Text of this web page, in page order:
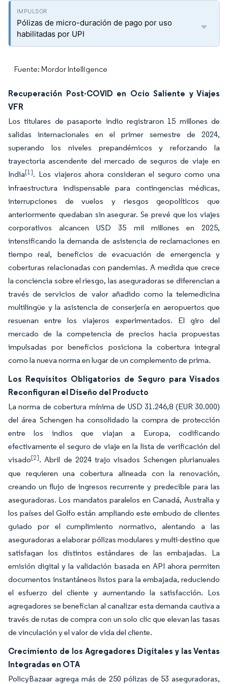
Pólizas de micro-duración de pago por uso
habilitadas por UPI
Fuente: Mordor Intelligence
Recuperación Post-COVID en Ocio Saliente y Viajes
VFR
Los titulares de pasaporte indio registraron 15 millones de
salidas internacionales en el primer semestre de 2024,
superando los niveles prepandémicos y reforzando la
trayectoria ascendente del mercado de seguros de viaje en
India[1]. Los viajeros ahora consideran el seguro como una
infraestructura indispensable para contingencias médicas,
interrupciones de vuelos y riesgos geopolíticos que
anteriormente quedaban sin asegurar. Se prevé que los viajes
corporativos alcancen USD 35 mil millones en 2025,
intensificando la demanda de asistencia de reclamaciones en
tiempo real, beneficios de evacuación de emergencia y
coberturas relacionadas con pandemias. A medida que crece
la conciencia sobre el riesgo, las aseguradoras se diferencian a
través de servicios de valor añadido como la telemedicina
multilingüe y la asistencia de conserjería en aeropuertos que
resuenan entre los viajeros experimentados. El giro del
mercado de la competencia de precios hacia propuestas
impulsadas por beneficios posiciona la cobertura integral
como la nueva norma en lugar de un complemento de prima.
Los Requisitos Obligatorios de Seguro para Visados
Reconfiguran el Diseño del Producto
La norma de cobertura mínima de USD 31.246,8 (EUR 30.000)
del área Schengen ha consolidado la compra de protección
entre los indios que viajan a Europa, codificando
efectivamente el seguro de viaje en la lista de verificación del
visado[2]. Abril de 2024 trajo visados Schengen plurianuales
que requieren una cobertura alineada con la renovación,
creando un flujo de ingresos recurrente y predecible para las
aseguradoras. Los mandatos paralelos en Canadá, Australia y
los países del Golfo están ampliando este embudo de clientes
guiado por el cumplimiento normativo, alentando a las
aseguradoras a elaborar pólizas modulares y multi-destino que
satisfagan los distintos estándares de las embajadas. La
emisión digital y la validación basada en API ahora permiten
documentos instantáneos listos para la embajada, reduciendo
el esfuerzo del cliente y aumentando la satisfacción. Los
agregadores se benefician al canalizar esta demanda cautiva a
través de rutas de compra con un solo clic que elevan las tasas
de vinculación y el valor de vida del cliente.
Crecimiento de los Agregadores Digitales y las Ventas
Integradas en OTA
PolicyBazaar agrega más de 250 pólizas de 53 aseguradoras,